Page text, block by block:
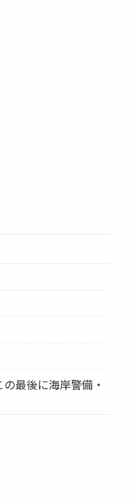
最後に海岸警備・